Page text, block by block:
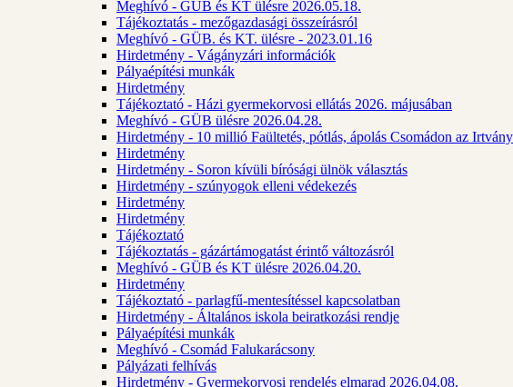
Meghívó - GÜB és KT ülésre 2026.05.18.
Tájékoztatás - mezőgazdasági összeírásról
Meghívó - GÜB. és KT. ülésre - 2023.01.16
Hirdetmény - Vágányzári információk
Pályaépítési munkák
Hirdetmény
Tájékoztató - Házi gyermekorvosi ellátás 2026. májusában
Meghívó - GÜB ülésre 2026.04.28.
Hirdetmény - 10 millió Faültetés, pótlás, ápolás Csomádon az
Hirdetmény
Hirdetmény - Soron kívüli bírósági ülnök választás
Hirdetmény - szúnyogok elleni védekezés
Hirdetmény
Hirdetmény
Tájékoztató
Tájékoztatás - gázártámogatást érintő változásról
Meghívó - GÜB és KT ülésre 2026.04.20.
Hirdetmény
Tájékoztató - parlagfű-mentesítéssel kapcsolatban
Hirdetmény - Általános iskola beiratkozási rendje
Pályaépítési munkák
Meghívó - Csomád Falukarácsony
Pályázati felhívás
Hirdetmény - Gyermekorvosi rendelés elmarad 2026.04.08.